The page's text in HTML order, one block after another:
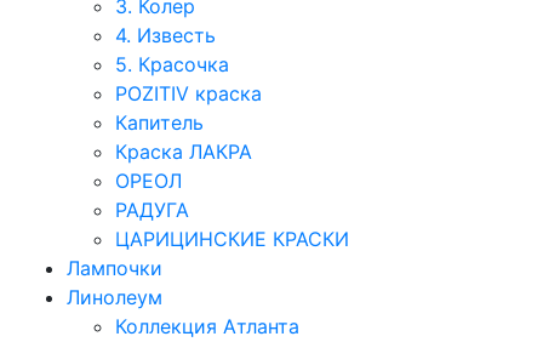
3. Колер
4. Известь
5. Красочка
POZITIV краска
Капитель
Краска ЛАКРА
ОРЕОЛ
РАДУГА
ЦАРИЦИНСКИЕ КРАСКИ
Лампочки
Линолеум
Коллекция Атланта